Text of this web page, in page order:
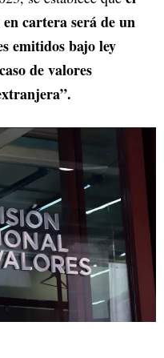
cartera será de un
emitidos bajo ley
de valores